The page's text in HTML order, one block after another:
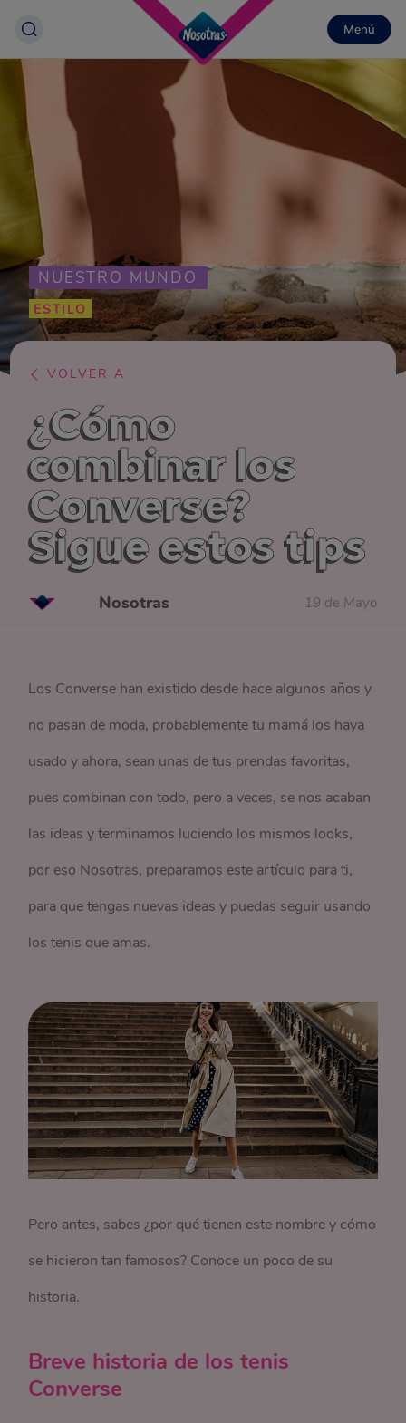
Menú
NUESTRO MUNDO
ESTILO
VOLVER A
¿Cómo
combinar los
Converse?
Sigue estos tips
Nosotras 19 de Mayo
Los Converse han existido desde hace algunos años y
no pasan de moda, probablemente tu mamá los haya
usado y ahora, sean unas de tus prendas favoritas,
pues combinan con todo, pero a veces, se nos acaban
las ideas y terminamos luciendo los mismos looks,
por eso Nosotras, preparamos este artículo para ti,
para que tengas nuevas ideas y puedas seguir usando
los tenis que amas.
Pero antes, sabes ¿por qué tienen este nombre y cómo
se hicieron tan famosos? Conoce un poco de su
historia.
Breve historia de los tenis
Converse